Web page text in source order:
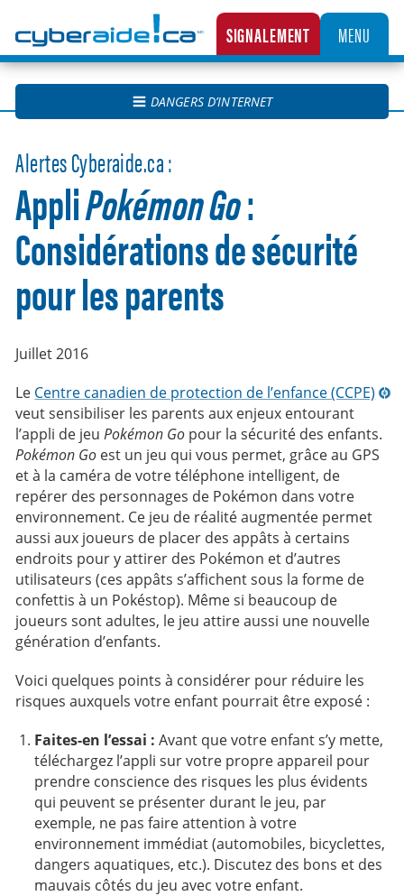
LA CENTRALE CANADIENNE DE SIGNALEMENT DES CAS D’EXPLOITATION SEXUELLE
SIGNALEMENT MENU
DANGERS D’INTERNET
Alertes Cyberaide.ca :
AppliPokémon Go:
Considérations de sécurité
pour les parents
Juillet 2016
Le Centre canadien de protection de l’enfance (CCPE)
veut sensibiliser les parents aux enjeux entourant
l’appli de jeuPokémon Go pour la sécurité des enfants.
Pokémon Go est un jeu qui vous permet, grâce au GPS
et à la caméra de votre téléphone intelligent, de
repérer des personnages de Pokémon dans votre
environnement. Ce jeu de réalité augmentée permet
aussi aux joueurs de placer des appâts à certains
endroits pour y attirer des Pokémon et d’autres
utilisateurs (ces appâts s’affichent sous la forme de
confettis à un Pokéstop). Même si beaucoup de
joueurs sont adultes, le jeu attire aussi une nouvelle
génération d’enfants.
Voici quelques points à considérer pour réduire les
risques auxquels votre enfant pourrait être exposé :
Faites-en l’essai : Avant que votre enfant s’y mette,
téléchargez l’appli sur votre propre appareil pour
prendre conscience des risques les plus évidents
qui peuvent se présenter durant le jeu, par
exemple, ne pas faire attention à votre
environnement immédiat (automobiles, bicyclettes,
dangers aquatiques, etc.). Discutez des bons et des
mauvais côtés du jeu avec votre enfant.